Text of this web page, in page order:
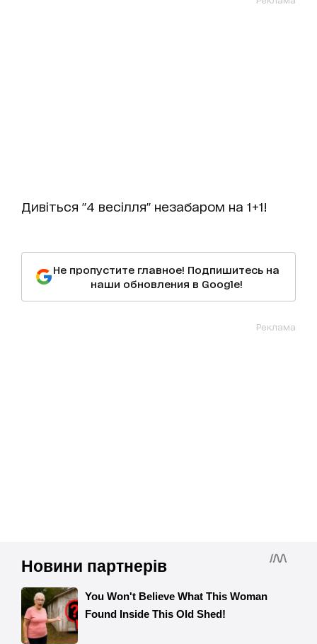
Дивіться "4 весілля" незабаром на 1+1!
Не пропустите главное! Подпишитесь на
наши обновления в Google!
Реклама